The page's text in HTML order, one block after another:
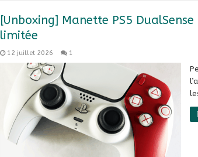
[Unboxing] Manette PS5
limitée
12 juillet 2026 1